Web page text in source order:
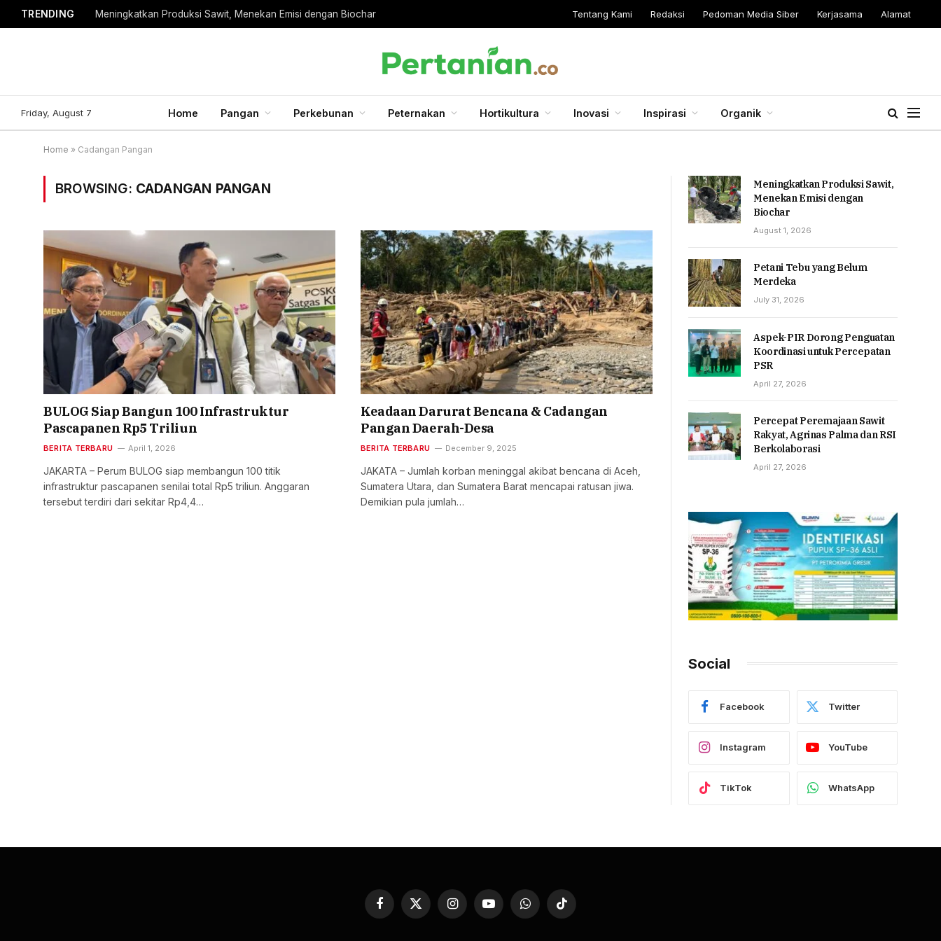
TRENDING Meningkatkan Produksi Sawit, Menekan Emisi dengan Biochar Tentang Kami Redaksi Pedoman Media Siber Kerjasama Alamat
Friday, August 7 Home Pangan Perkebunan Peternakan Hortikultura Inovasi Inspirasi Organik
Home » Cadangan Pangan
BROWSING: CADANGAN PANGAN
BULOG Siap Bangun 100 Infrastruktur
Pascapanen Rp5 Triliun
BERITA TERBARU April 1, 2026
JAKARTA – Perum BULOG siap membangun 100 titik
infrastruktur pascapanen senilai total Rp5 triliun. Anggaran
tersebut terdiri dari sekitar Rp4,4…
Keadaan Darurat Bencana & Cadangan
Pangan Daerah-Desa
BERITA TERBARU December 9, 2025
JAKATA – Jumlah korban meninggal akibat bencana di Aceh,
Sumatera Utara, dan Sumatera Barat mencapai ratusan jiwa.
Demikian pula jumlah…
Meningkatkan Produksi Sawit,
Menekan Emisi dengan
Biochar
August 1, 2026
Petani Tebu yang Belum
Merdeka
July 31, 2026
Aspek-PIR Dorong Penguatan
Koordinasi untuk Percepatan
PSR
April 27, 2026
Percepat Peremajaan Sawit
Rakyat, Agrinas Palma dan RSI
Berkolaborasi
April 27, 2026
Social
Facebook Twitter
Instagram YouTube
TikTok WhatsApp
Facebook
X
(Twitter)
InstagramYouTubeWhatsAppTikTok